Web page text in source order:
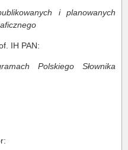
i planowanych
IH PAN:
Polskiego Słownika